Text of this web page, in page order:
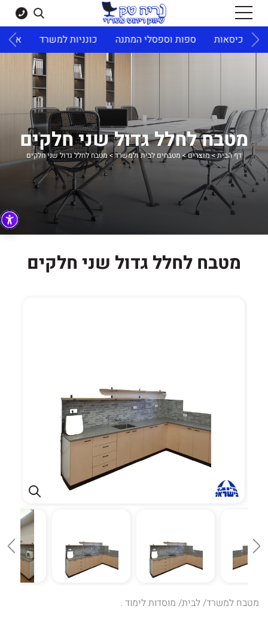
כיסאות ספות וספסלי המתנה כונניות למשרד
מטבח לחלל גדול שני חלקים
דף הבית>מוצרים>מטבחים לבית ולמשרד>מטבח לחלל גדול שני חלקים
מטבח לחלל גדול שני חלקים
מטבח למשרד/ לבית/ מוסדות לימוד .